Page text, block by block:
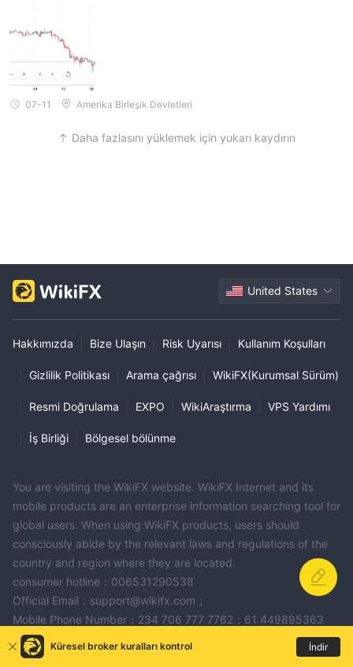
07-11 Amerika Birleşik Devletleri
Daha fazlasını yüklemek için yukarı kaydırın
United States
Hakkımızda Bize Ulaşın Risk Uyarısı Kullanım Koşulları
Gizlilik Politikası Arama çağrısı WikiFX(Kurumsal Sürüm)
Resmi Doğrulama EXPO WikiAraştırma VPS Yardımı
İş Birliği Bölgesel bölünme
You are visiting the WikiFX website. WikiFX Internet and its
mobile products are an enterprise information searching tool for
global users. When using WikiFX products, users should
consciously abide by the relevant laws and regulations of the
country and region where they are located.
consumer hotline：006531290538
Official Email：support@wikifx.com；
Mobile Phone Number：234 706 777 7762；61 449895363
Telegram：+60 103342306
Whatsapp：+852-6613 1970；
Küresel broker kuralları kontrol İndir